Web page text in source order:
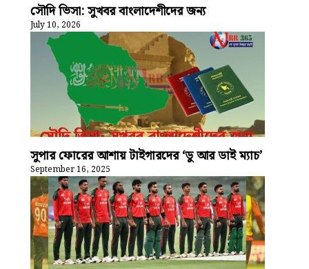
সৌদি ভিসা: সুখবর বাংলাদেশীদের জন্য
July 10, 2026
সুপার ফোরের আশায় টাইগারদের ‘ডু আর ডাই ম্যাচ’
September 16, 2025